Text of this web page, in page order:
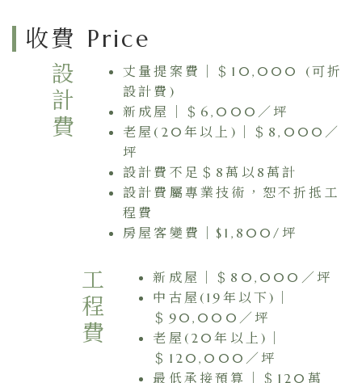
收費 Price
設計費
丈量提案費｜＄10,000 (可折
設計費)
新成屋｜＄6,000／坪
老屋(20年以上)｜＄8,000／
坪
設計費不足＄8萬以8萬計
設計費屬專業技術，恕不折抵工
程費
房屋客變費｜$1,800/坪
工程費
新成屋｜＄80,000／坪
中古屋(19年以下)｜
＄90,000／坪
老屋(20年以上)｜
＄120,000／坪
最低承接預算｜＄120萬